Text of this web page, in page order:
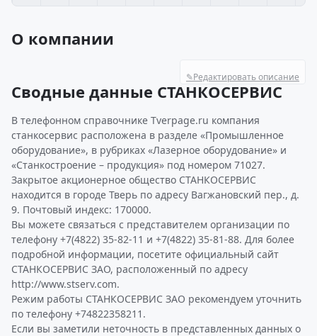
О компании
✎Редактировать описание
Сводные данные СТАНКОСЕРВИС
В телефонном справочнике Tverpage.ru компания
станкосервис расположена в разделе «Промышленное
оборудование», в рубриках «Лазерное оборудование» и
«Станкостроение – продукция» под номером 71027.
Закрытое акционерное общество СТАНКОСЕРВИС
находится в городе Тверь по адресу Вагжановский пер., д.
9. Почтовый индекс: 170000.
Вы можете связаться с представителем организации по
телефону +7(4822) 35-82-11 и +7(4822) 35-81-88. Для более
подробной информации, посетите официальный сайт
СТАНКОСЕРВИС ЗАО, расположенный по адресу
http://www.stserv.com.
Режим работы СТАНКОСЕРВИС ЗАО рекомендуем уточнить
по телефону +74822358211.
Если вы заметили неточность в представленных данных о